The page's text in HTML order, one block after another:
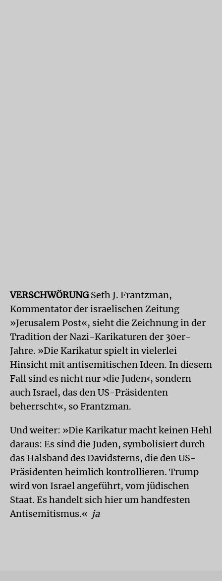
VERSCHWÖRUNGSeth J. Frantzman,
Kommentator der israelischen Zeitung
»Jerusalem Post«, sieht die Zeichnung in der
Tradition der Nazi-Karikaturen der 30er-
Jahre. »Die Karikatur spielt in vielerlei
Hinsicht mit antisemitischen Ideen. In diesem
Fall sind es nicht nur ›die Juden‹, sondern
auch Israel, das den US-Präsidenten
beherrscht«, so Frantzman.
Und weiter: »Die Karikatur macht keinen Hehl
daraus: Es sind die Juden, symbolisiert durch
das Halsband des Davidsterns, die den US-
Präsidenten heimlich kontrollieren. Trump
wird von Israel angeführt, vom jüdischen
Staat. Es handelt sich hier um handfesten
Antisemitismus.« ja